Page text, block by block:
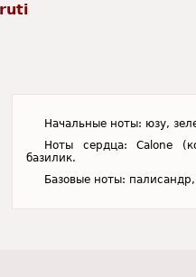
Начальные ноты: юзу,
Ноты сердца: Calone
базилик.
Базовые ноты: